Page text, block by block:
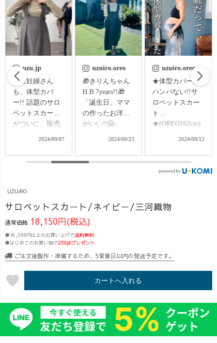
uzuiro.oreo
🎁きりんちゃん
H.B 7years!!🎁
「誕生日、ママ
の作ったお洋服
がいい!!🤗」
で、パターン触
の為にキャンデ
とサロペットス
カートつくりま
産前の宿題がで
きて、一安心で
した🥹✨ きり
んちゃんは、
120cmくらいな
ところ65%に縮
小(グレーディン
グ)すればOKだ
ということがわ
2024/09/23
uzuiro.oreo
★体型カバー力
ハンパない!!サ
ロペットスカー
ト
★(OREO162cm)
切りました!! ウ
リュームに😂 そ
んな出産真近で
型カバーしたく
て抗う臨月妊婦
🤣笑 妊婦さん
も、そうでない
方も、楽ちんに
バーしたい方は
必見!! NEWサロ
ペットスカート♪
着用動画も本日
2024/09/12
🔥人気上昇中🔥
サロペットスカ
ート🌿<インスタ
ライブでも、大
好評だったサロ
ペットスカート♪
が着れるの？】
152cmの低身長
けます👍✨【お
☀️🍁⛄️インナー
や上着変えて、
ずっと使えちゃ
バーできる？】
ウェスト95cmの
臨月妊婦さんで
も着られますよ
UZUiRO
サロペットスカート/ネイビー/三河織物
通常価格 18,150円(税込)
●16,500円以上のお買い上げで送料無料
●はじめてのお買い物で200ptプレゼント
ご注文後製作・準備するため、5営業日以内の発送予定です。
favorite カートへ入れる